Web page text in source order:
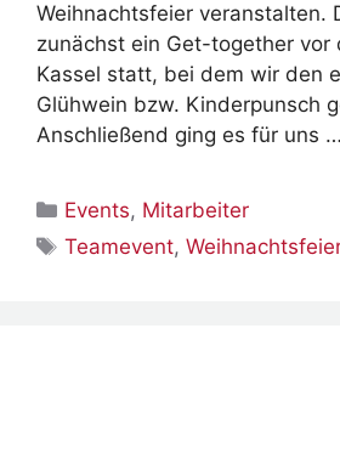
Weihnachtsfeier veranstalten.
zunächst ein Get-together vor
Kassel statt, bei dem wir den
Glühwein bzw. Kinderpunsch
Anschließend ging es für uns …
Kategorien
Events, Mitarbeiter
Schlagwörter
Teamevent,